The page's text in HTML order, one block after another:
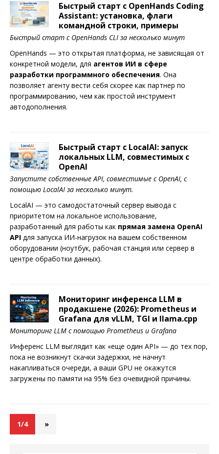
Быстрый старт с OpenHands Coding
Assistant: установка, флаги
командной строки, примеры
Быстрый старт с OpenHands CLI за несколько минут
OpenHands — это открытая платформа, не зависящая от
конкретной модели, для агентов ИИ в сфере
разработки программного обеспечения. Она
позволяет агенту вести себя скорее как партнер по
программированию, чем как простой инструмент
автодополнения.
Быстрый старт с LocalAI: запуск
локальных LLM, совместимых с
OpenAI
Запустите собственные API, совместимые с OpenAI, с
помощью LocalAI за несколько минут.
LocalAI — это самодостаточный сервер вывода с
приоритетом на локальное использование,
разработанный для работы как прямая замена OpenAI
API для запуска ИИ-нагрузок на вашем собственном
оборудовании (ноутбук, рабочая станция или сервер в
центре обработки данных).
Мониторинг инференса LLM в
продакшене (2026): Prometheus и
Grafana для vLLM, TGI и llama.cpp
Мониторинг LLM с помощью Prometheus и Grafana
Инференс LLM выглядит как «еще один API» — до тех пор,
пока не возникнут скачки задержки, не начнут
накапливаться очереди, а ваши GPU не окажутся
загружены по памяти на 95% без очевидной причины.
1/4 »